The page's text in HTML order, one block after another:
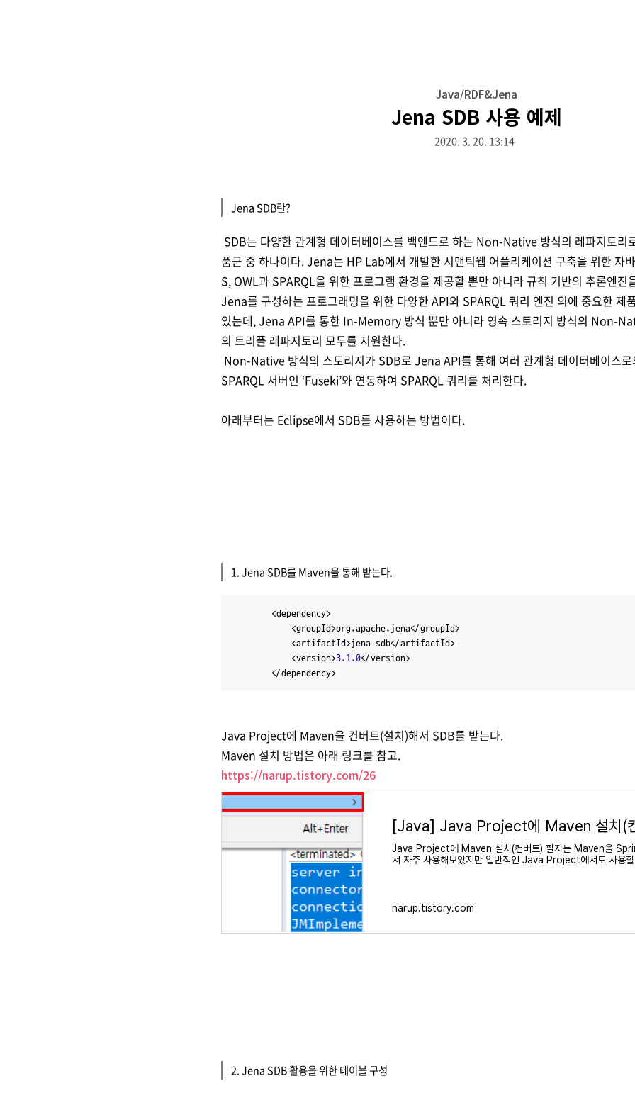
Java/RDF&Jena
Jena SDB 사용 예제
2020. 3. 20. 13:14
Jena SDB란?
SDB는 다양한 관계형 데이터베이스를 백엔드로 하는 Non-Native 방식의 레파지토리
품군 중 하나이다. Jena는 HP Lab에서 개발한 시맨틱웹 어플리케이션 구축을 위한 자
S, OWL과 SPARQL을 위한 프로그램 환경을 제공할 뿐만 아니라 규칙 기반의 추론엔진
Jena를 구성하는 프로그래밍을 위한 다양한 API와 SPARQL쿼리 엔진 외에 중요한 제
있는데, Jena API를 통한 In-Memory 방식 뿐만 아니라 영속 스토리지 방식의 Non-
의 트리플 레파지토리 모두를 지원한다.
Non-Native 방식의 스토리지가 SDB로 Jena API를 통해 여러 관계형 데이터베이스
SPARQL 서버인 ‘Fuseki’와 연동하여 SPARQL쿼리를 처리한다.
아래부터는 Eclipse에서 SDB를 사용하는 방법이다.
1. Jena SDB를 Maven을 통해 받는다.
			<version>
3.1.0</version>
Java Project에 Maven을 컨버트(설치)해서 SDB를 받는다.
Maven 설치 방법은 아래 링크를 참고.
https://narup.tistory.com/26
[Java] Java Project에 Maven 설치(
Java Project에 Maven 설치(컨버트) 필자는 Maven을
서 자주 사용해보았지만 일반적인 Java Project에서도 사용할
narup.tistory.com
2. Jena SDB 활용을 위한 테이블 구성